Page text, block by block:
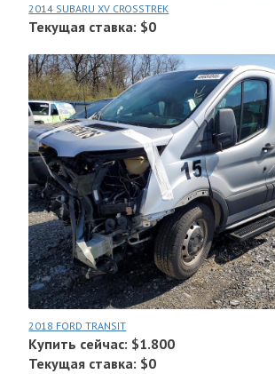
2014 SUBARU XV CROSSTREK
Текущая ставка: $0
2018 FORD TRANSIT
Купить сейчас: $1.800
Текущая ставка: $0